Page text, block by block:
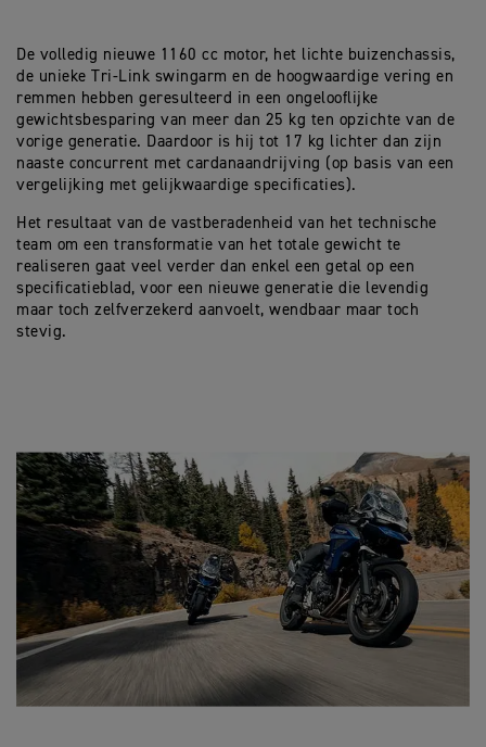
De volledig nieuwe 1160 cc motor, het lichte buizenchassis,
de unieke Tri-Link swingarm en de hoogwaardige vering en
remmen hebben geresulteerd in een ongelooflijke
gewichtsbesparing van meer dan 25 kg ten opzichte van de
vorige generatie. Daardoor is hij tot 17 kg lichter dan zijn
naaste concurrent met cardanaandrijving (op basis van een
vergelijking met gelijkwaardige specificaties).
Het resultaat van de vastberadenheid van het technische
team om een transformatie van het totale gewicht te
realiseren gaat veel verder dan enkel een getal op een
specificatieblad, voor een nieuwe generatie die levendig
maar toch zelfverzekerd aanvoelt, wendbaar maar toch
stevig.